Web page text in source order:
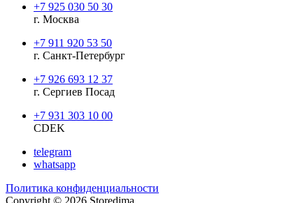
+7 925 030 50 30
г. Москва
+7 911 920 53 50
г. Санкт-Петербург
+7 926 693 12 37
г. Сергиев Посад
+7 931 303 10 00
CDEK
telegram
whatsapp
Политика конфиденциальности